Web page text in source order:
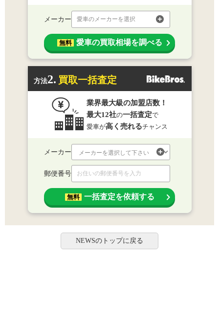
メーカー 愛車のメーカーを選択
無料 愛車の買取相場を調べる
方法2. 買取一括査定
業界最大級の加盟店数！
最大12社の一括査定で
愛車が高く売れるチャンス
メーカー
郵便番号
無料 一括査定を依頼する
NEWSのトップに戻る